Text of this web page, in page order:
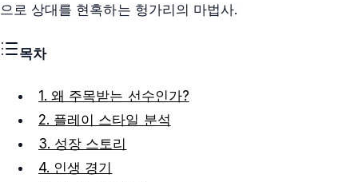
으로 상대를 현혹하는 헝가리의 마법사.
목차
1. 왜 주목받는 선수인가?
2. 플레이 스타일 분석
3. 성장 스토리
4. 인생 경기